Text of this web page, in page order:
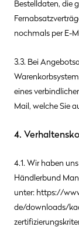
Bestelldaten, die
nochmals per E-
3.3. Bei
eines
Mail, welche Sie
4.
4.1. Wir haben
Händlerbund
unter: https://
de/downloads/